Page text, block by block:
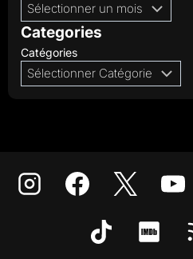
Categories
Catégories